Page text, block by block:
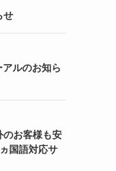
せ
アルのお知ら
のお客様も安
国語対応サ